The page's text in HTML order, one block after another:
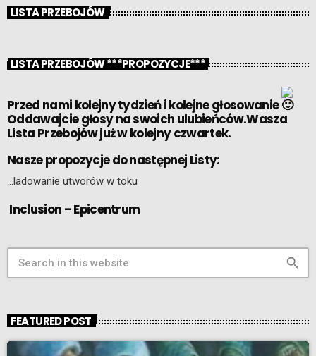
LISTA PRZEBOJÓW
LISTA PRZEBOJÓW ***PROPOZYCJE***
Przed nami kolejny tydzień i kolejne głosowanie
Oddawajcie głosy na swoich ulubieńców.Wasza
Lista Przebojów już w kolejny czwartek.
Nasze propozycje do następnej Listy:
…ladowanie utworów w toku
Inclusion – Epicentrum
search
FEATURED POST